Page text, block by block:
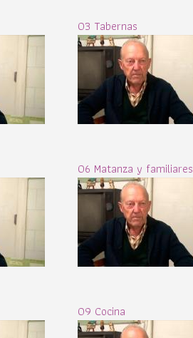
03 Tabernas
06 Matanza y familiares
09 Cocina